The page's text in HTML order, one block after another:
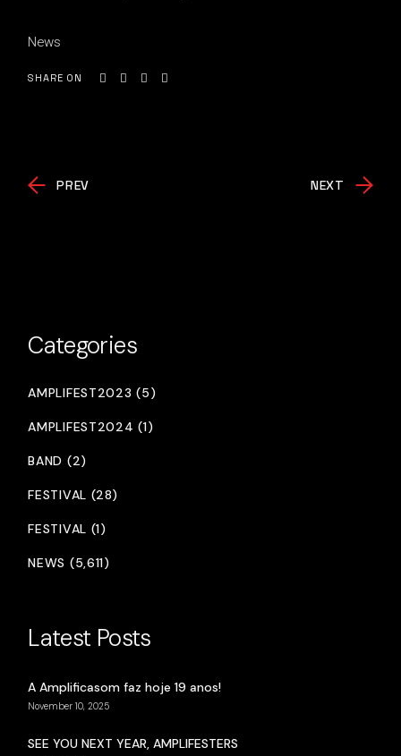
News
SHARE ON
PREV NEXT
Categories
AMPLIFEST2023 (5)
AMPLIFEST2024 (1)
BAND (2)
FESTIVAL (28)
FESTIVAL (1)
NEWS (5,611)
Latest Posts
A Amplificasom faz hoje 19 anos!
November 10, 2025
SEE YOU NEXT YEAR, AMPLIFESTERS